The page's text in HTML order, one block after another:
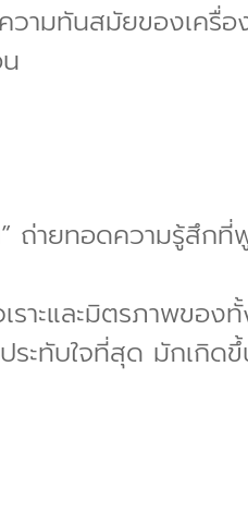
วามทันสมัยของเครื่
ถ่ายทอดความรู้สึกที่
ราะและมิตรภาพขอ
ระทับใจที่สุด มักเกิดขึ้